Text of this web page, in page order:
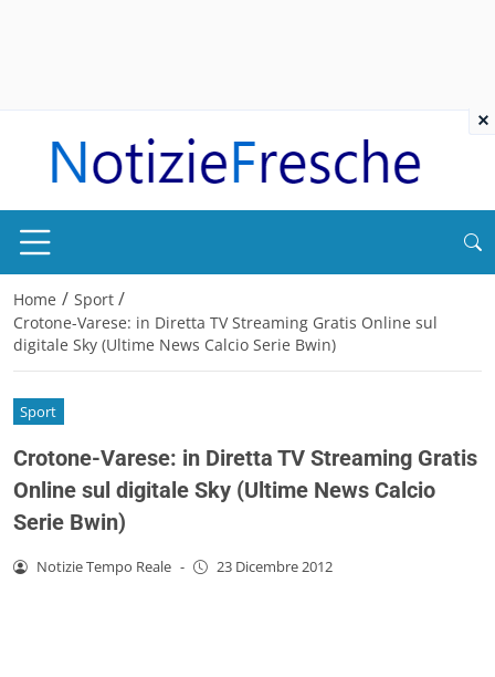
Home / Sport /
Crotone-Varese: in Diretta TV Streaming Gratis Online sul
digitale Sky (Ultime News Calcio Serie Bwin)
Sport
Crotone-Varese: in Diretta TV Streaming Gratis
Online sul digitale Sky (Ultime News Calcio
Serie Bwin)
Notizie Tempo Reale - 23 Dicembre 2012
×